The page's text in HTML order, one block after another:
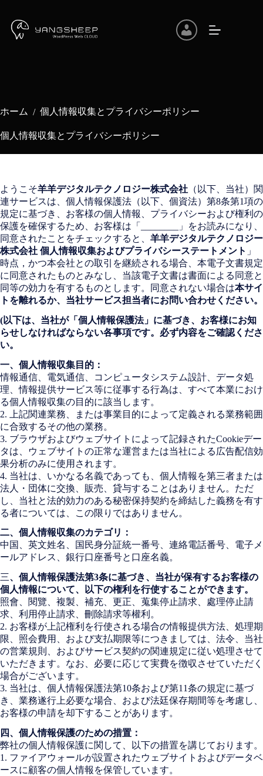
プ
ホーム / 個人情報収集とプライバシーポリシー
個人情報収集とプライバシーポリシー
ようこそ羊羊デジタルテクノロジー株式会社 （以下、当社）関
連サービスは、個人情報保護法（以下、個資法）第8条第1項の
規定に基づき、お客様の個人情報、プライバシーおよび権利の
保護を確保するため、お客様は「________」をお読みになり、
同意されたことをチェックすると、 羊羊デジタルテクノロジー
株式会社 個人情報収集およびプライバシーステートメント 」
時点，かつ本会社との取引を継続される場合、本電子文書規定
に同意されたものとみなし、当該電子文書は書面による同意と
同等の効力を有するものとします。同意されない場合は本サイ
トを離れるか、当社サービス担当者にお問い合わせください。
(以下は、当社が「個人情報保護法」に基づき、お客様にお知
らせしなければならない各事項です。必ず内容をご確認くださ
い。
一、個人情報収集目的：
情報通信、電気通信、コンピュータシステム設計、データ処
理、情報提供サービス等に従事する行為は、すべて本業におけ
る個人情報収集の目的に該当します。
2. 上記関連業務、または事業目的によって定義される業務範囲
に合致するその他の業務。
3. ブラウザおよびウェブサイトによって記録されたCookieデー
タは、ウェブサイトの正常な運営または当社による広告配信効
果分析のみに使用されます。
4. 当社は、いかなる名義であっても、個人情報を第三者または
法人・団体に交換、販売、貸与することはありません。ただ
し、当社と法的効力のある秘密保持契約を締結した義務を有す
る者については、この限りではありません。
二、個人情報収集のカテゴリ：
中国、英文姓名、国民身分証統一番号、連絡電話番号、電子メ
ールアドレス、銀行口座番号と口座名義。
三、個人情報保護法第3条に基づき、当社が保有するお客様の
個人情報について、以下の権利を行使することができます。
照會、閱覽、複製、補充、更正、蒐集停止請求、處理停止請
求、利用停止請求、刪除請求等權利。
2. お客様が上記権利を行使される場合の情報提供方法、処理期
限、照会費用、および支払期限等につきましては、法令、当社
の営業規則、およびサービス契約の関連規定に従い処理させて
いただきます。なお、必要に応じて実費を徴収させていただく
場合がございます。
3. 当社は、個人情報保護法第10条および第11条の規定に基づ
き、業務遂行上必要な場合、および法廷保存期間等を考慮し、
お客様の申請を却下することがあります。
四、個人情報保護のための措置：
弊社の個人情報保護に関して、以下の措置を講じております。
1. ファイアウォールが設置されたウェブサイトおよびデータベ
ースに顧客の個人情報を保管しています。